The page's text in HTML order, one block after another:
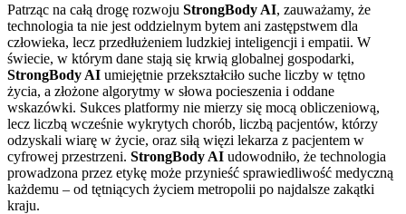
Patrząc na całą drogę rozwoju StrongBody AI, zauważamy, że
technologia ta nie jest oddzielnym bytem ani zastępstwem dla
człowieka, lecz przedłużeniem ludzkiej inteligencji i empatii. W
świecie, w którym dane stają się krwią globalnej gospodarki,
StrongBody AI umiejętnie przekształciło suche liczby w tętno
życia, a złożone algorytmy w słowa pocieszenia i oddane
wskazówki. Sukces platformy nie mierzy się mocą obliczeniową,
lecz liczbą wcześnie wykrytych chorób, liczbą pacjentów, którzy
odzyskali wiarę w życie, oraz siłą więzi lekarza z pacjentem w
cyfrowej przestrzeni. StrongBody AI udowodniło, że technologia
prowadzona przez etykę może przynieść sprawiedliwość medyczną
każdemu – od tętniących życiem metropolii po najdalsze zakątki
kraju.